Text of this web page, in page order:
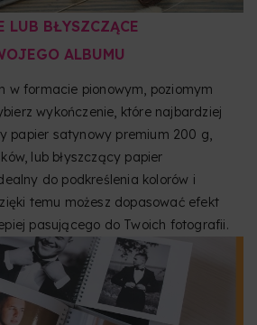
LUB BŁYSZCZĄCE
ALBUMU
w formacie pionowym, poziomym
wykończenie, które najbardziej
papier satynowy premium 200 g,
lub błyszczący papier
do podkreślenia kolorów i
temu możesz dopasować efekt
pasującego do Twoich fotografii.